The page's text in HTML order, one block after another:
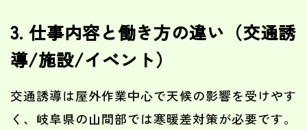
3. 仕事内容と働き方の違い（交通誘
導/施設/イベント）
交通誘導は屋外作業中心で天候の影響を受けやす
く、岐阜県の山間部では寒暖差対策が必要です。